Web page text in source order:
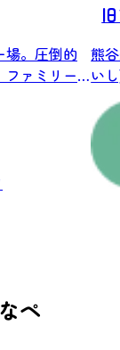
場。圧倒的
ファミリー
熊
い
ペ